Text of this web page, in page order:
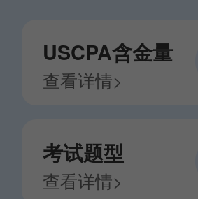
USCPA含金量
查看详情>
考试题型
查看详情>